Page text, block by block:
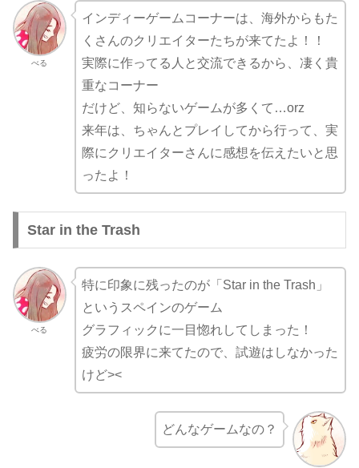
べる
インディーゲームコーナーは、海外からもた
くさんのクリエイターたちが来てたよ！！
実際に作ってる人と交流できるから、凄く貴
重なコーナー
だけど、知らないゲームが多くて…orz
来年は、ちゃんとプレイしてから行って、実
際にクリエイターさんに感想を伝えたいと思
ったよ！
Star in the Trash
べる
特に印象に残ったのが「Star in the Trash」
というスペインのゲーム
グラフィックに一目惚れしてしまった！
疲労の限界に来てたので、試遊はしなかった
けど><
どんなゲームなの？